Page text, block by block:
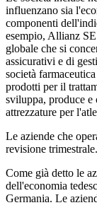
influenzano sia
componenti
esempio, Allianz
globale che si
assicurativi e di
società
prodotti per il
sviluppa, produce e
attrezzature per
Le aziende che
revisione trimestrale.
Come già detto le
dell'economia
Germania. Le